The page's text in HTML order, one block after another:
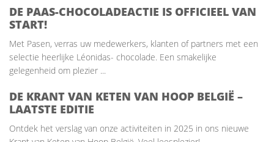
DE PAAS-CHOCOLADEACTIE IS OFFICIEEL VAN
START!
Met Pasen, verras uw medewerkers, klanten of partners met een
selectie heerlijke Léonidas- chocolade. Een smakelijke
gelegenheid om plezier ...
DE KRANT VAN KETEN VAN HOOP BELGIË –
LAATSTE EDITIE
Ontdek het verslag van onze activiteiten in 2025 in ons nieuwe